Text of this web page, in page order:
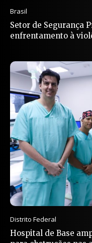
Brasil
Setor de Segurança
enfrentamento à
Distrito Federal
Hospital de Base